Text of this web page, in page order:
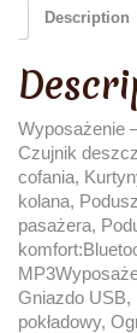
Description
Wyposażenie
Czujnik
cofania,
kolana,
pasażera,
Gniazdo USB,
pokładowy,